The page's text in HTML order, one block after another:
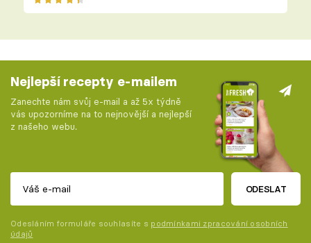
Nejlepší recepty e-mailem
Zanechte nám svůj e-mail a až 5x týdně
vás upozorníme na to nejnovější a nejlepší
z našeho webu.
ODESLAT
Odesláním formuláře souhlasíte s podmínkami zpracování osobních
údajů